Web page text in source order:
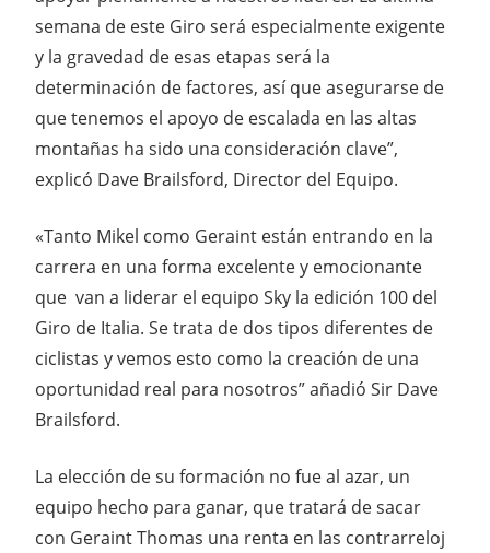
semana de este Giro será especialmente exigente
y la gravedad de esas etapas será la
determinación de factores, así que asegurarse de
que tenemos el apoyo de escalada en las altas
montañas ha sido una consideración clave”,
explicó Dave Brailsford, Director del Equipo.
«Tanto Mikel como Geraint están entrando en la
carrera en una forma excelente y emocionante
que van a liderar el equipo Sky la edición 100 del
Giro de Italia. Se trata de dos tipos diferentes de
ciclistas y vemos esto como la creación de una
oportunidad real para nosotros” añadió Sir Dave
Brailsford.
La elección de su formación no fue al azar, un
equipo hecho para ganar, que tratará de sacar
con Geraint Thomas una renta en las contrarreloj